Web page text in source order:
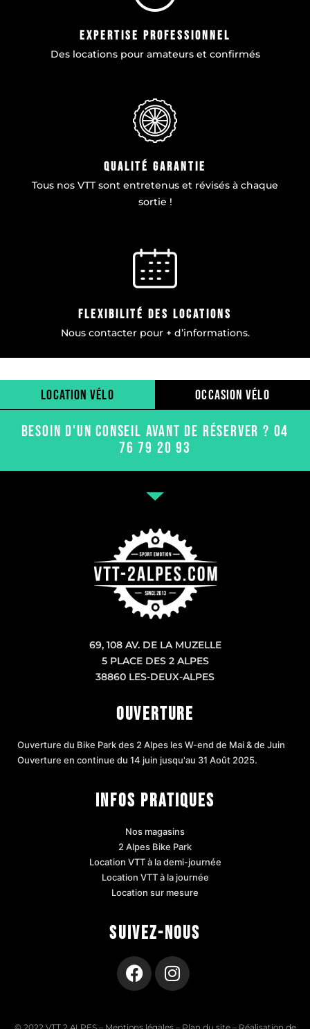
Expertise professionnel
Des locations pour amateurs et confirmés
qualité garantie
Tous nos VTT sont entretenus et révisés à chaque
sortie !
flexibilité des locations
Nous contacter pour + d’informations.
location vélo occasion vélo
BESOIN D'UN CONSEIL AVANT DE RÉSERVER ? 04
76 79 20 93
69, 108 AV. DE LA MUZELLE
5 PLACE DES 2 ALPES
38860 LES-DEUX-ALPES
OUVERTURE
Ouverture du Bike Park des 2 Alpes les W-end de Mai & de Juin
Ouverture en continue du 14 juin jusqu'au 31 Août 2025.
INFOS PRATIQUES
Nos magasins
2 Alpes Bike Park
Location VTT à la demi-journée
Location VTT à la journée
Location sur mesure
SUIVEZ-NOUS